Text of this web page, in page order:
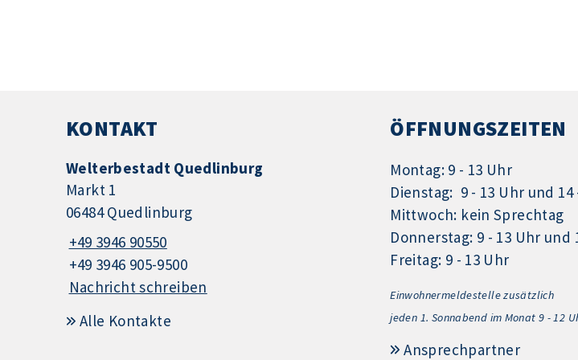
KONTAKT
Welterbestadt Quedlinburg
Markt 1
06484 Quedlinburg
+49 3946 90550
+49 3946 905-9500
Nachricht schreiben
Alle Kontakte
ÖFFNUNGSZEITEN
Montag: 9 - 13 Uhr
Dienstag: 9 - 13 Uhr und 14
Mittwoch: kein Sprechtag
Donnerstag: 9 - 13 Uhr und
Freitag: 9 - 13 Uhr
Einwohnermeldestelle zusätzlich
jeden 1. Sonnabend im Monat 9 - 12
Ansprechpartner